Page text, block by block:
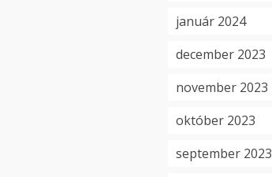
január 2024
december 2023
november 2023
október 2023
september 2023